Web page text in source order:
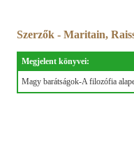
Szerzők - Maritain,
Megjelent könyvei:
Magy barátságok-A filozófia